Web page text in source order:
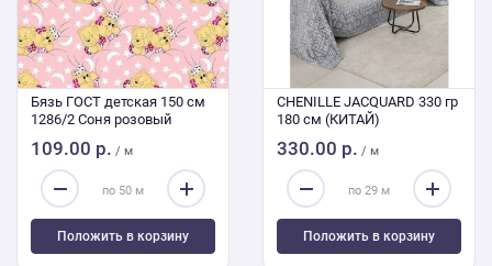
Бязь ГОСТ детская 150 см
1286/2 Соня розовый
109.00 р. / м
Положить в корзину
CHENILLE JACQUARD 330 гр
180 см (КИТАЙ)
330.00 р. / м
Положить в корзину